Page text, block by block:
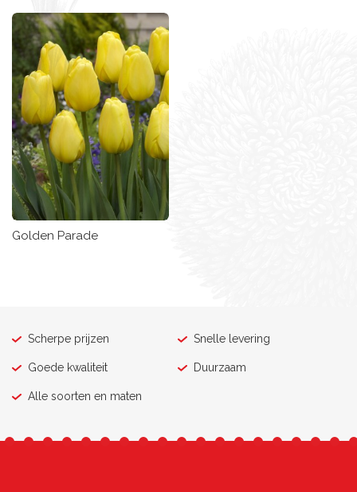
Golden Parade
Scherpe prijzen Snelle levering
Goede kwaliteit Duurzaam
Alle soorten en maten